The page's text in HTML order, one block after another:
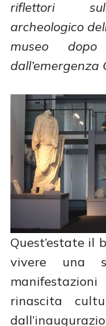
riflettori
archeologico
museo
dall’emergenza
Quest’estate il
vivere una
rinascita